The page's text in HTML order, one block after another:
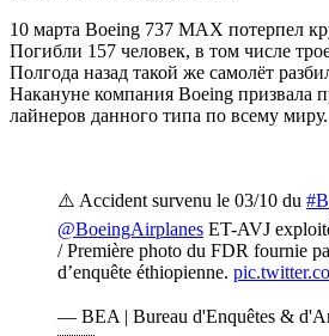
10 марта Boeing 737 MAX потерпел
Погибли 157 человек, в том числе
Полгода назад такой же самолёт
Накануне компания Boeing призвала
лайнеров данного типа по всему миру.
⚠️ Accident survenu le 03/10 du
@BoeingAirplanes ET-AVJ
/ Première photo du FDR fournie
d’enquête éthiopienne.
— BEA | Bureau d'Enquêtes &